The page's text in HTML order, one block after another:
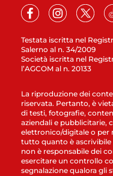
Testata iscritta nel
Salerno al n. 34/2009
Società iscritta nel
l’AGCOM al n. 20133
La riproduzione dei
riservata. Pertanto, è
di testi, fotografie,
aziendali e pubblicitarie,
elettronico/digitale o per
tutto quanto è ascrivibile
non è responsabile dei
esercitare un controllo
segnalazione qualora gli